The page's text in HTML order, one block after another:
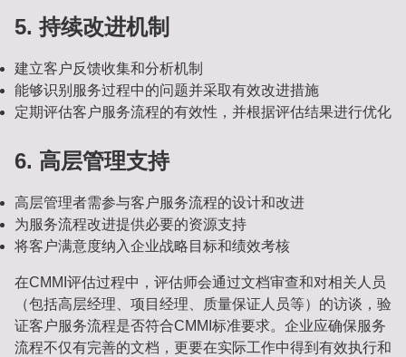
5. 持续改进机制
建立客户反馈收集和分析机制
能够识别服务过程中的问题并采取有效改进措施
定期评估客户服务流程的有效性，并根据评估结果进行优化
6. 高层管理支持
高层管理者需参与客户服务流程的设计和改进
为服务流程改进提供必要的资源支持
将客户满意度纳入企业战略目标和绩效考核
在CMMI评估过程中，评估师会通过文档审查和对相关人员
（包括高层经理、项目经理、质量保证人员等）的访谈，验
证客户服务流程是否符合CMMI标准要求。企业应确保服务
流程不仅有完善的文档，更要在实际工作中得到有效执行和